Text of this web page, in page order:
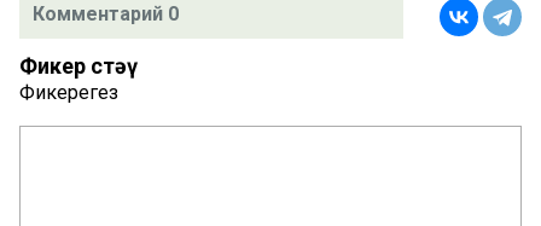
Комментарий 0
Фикер өстәү
Фикерегез